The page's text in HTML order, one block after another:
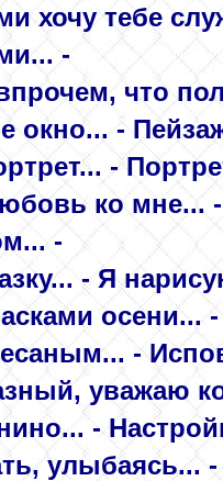
хочу тебе
-
что
окно... -
-
ко мне...
-
- Я
осени... -
-
уважаю
-
улыбаясь...